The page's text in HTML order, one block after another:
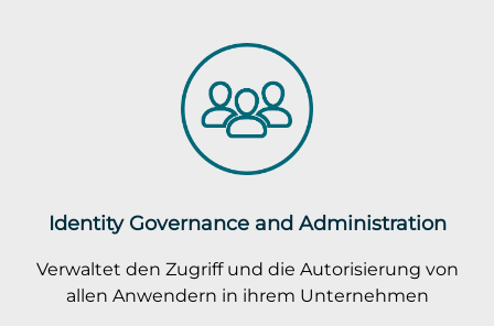
Identity Governance and Administration
Verwaltet den Zugriff und die Autorisierung von
allen Anwendern in ihrem Unternehmen